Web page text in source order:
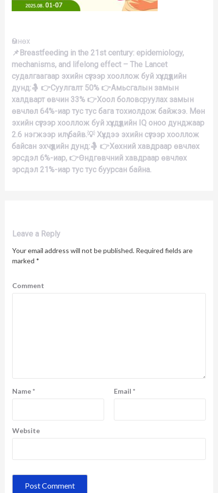
Үргэлжлүүлэх
Өмнөх
📌Breastfeeding in the 21st century: epidemiology,
mechanisms, and lifelong effect – The Lancet
судалгаагаар эхийн сүүгээр хооллож буй хүүхдүүдийн
дунд:🤱 👉Суулгалт 50% 👉Амьсгалын замын
халдварт өвчин 33% 👉Хоол боловсруулах замын
өвчлөл 64%-иар тус тус бага тохиолдож байжээ. Мөн
эхийн сүүгээр хооллож буй хүүхдүүдийн IQ оноо дунджаар
2.6 нэгжээр илүү байв.💡 Хүүхдээ эхийн сүүгээр хооллож
байсан эхчүүдийн дунд:🤱 👉Хөхний хавдраар өвчлөх
эрсдэл 6%-иар, 👉Өндгөвчний хавдраар өвчлөх
эрсдэл 21%-иар тус тус буурсан байна.
Leave a Reply
Your email address will not be published. Required fields are
marked *
Comment
Name* Email *
Website